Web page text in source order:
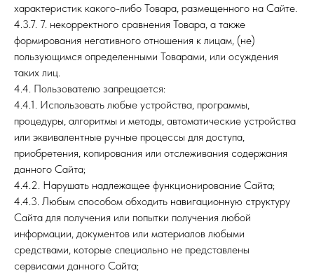
характеристик какого-либо Товара, размещенного на Сайте.
4.3.7. 7. некорректного сравнения Товара, а также
формирования негативного отношения к лицам, (не)
пользующимся определенными Товарами, или осуждения
таких лиц.
4.4. Пользователю запрещается:
4.4.1. Использовать любые устройства, программы,
процедуры, алгоритмы и методы, автоматические устройства
или эквивалентные ручные процессы для доступа,
приобретения, копирования или отслеживания содержания
данного Сайта;
4.4.2. Нарушать надлежащее функционирование Сайта;
4.4.3. Любым способом обходить навигационную структуру
Сайта для получения или попытки получения любой
информации, документов или материалов любыми
средствами, которые специально не представлены
сервисами данного Сайта;